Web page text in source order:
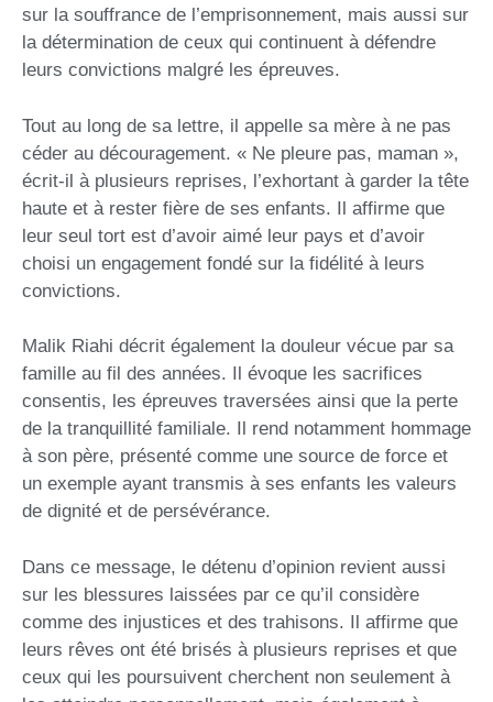
sur la souffrance de l’emprisonnement, mais aussi sur
la détermination de ceux qui continuent à défendre
leurs convictions malgré les épreuves.
Tout au long de sa lettre, il appelle sa mère à ne pas
céder au découragement. « Ne pleure pas, maman »,
écrit-il à plusieurs reprises, l’exhortant à garder la tête
haute et à rester fière de ses enfants. Il affirme que
leur seul tort est d’avoir aimé leur pays et d’avoir
choisi un engagement fondé sur la fidélité à leurs
convictions.
Malik Riahi décrit également la douleur vécue par sa
famille au fil des années. Il évoque les sacrifices
consentis, les épreuves traversées ainsi que la perte
de la tranquillité familiale. Il rend notamment hommage
à son père, présenté comme une source de force et
un exemple ayant transmis à ses enfants les valeurs
de dignité et de persévérance.
Dans ce message, le détenu d’opinion revient aussi
sur les blessures laissées par ce qu’il considère
comme des injustices et des trahisons. Il affirme que
leurs rêves ont été brisés à plusieurs reprises et que
ceux qui les poursuivent cherchent non seulement à